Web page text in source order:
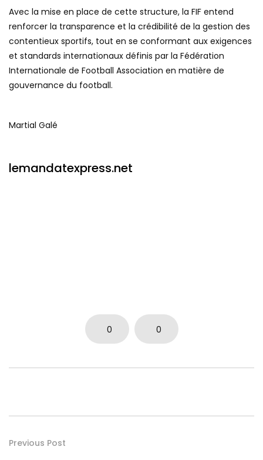
Avec la mise en place de cette structure, la FIF entend
renforcer la transparence et la crédibilité de la gestion des
contentieux sportifs, tout en se conformant aux exigences
et standards internationaux définis par la Fédération
Internationale de Football Association en matière de
gouvernance du football.
Martial Galé
lemandatexpress.net
0 0
Previous Post